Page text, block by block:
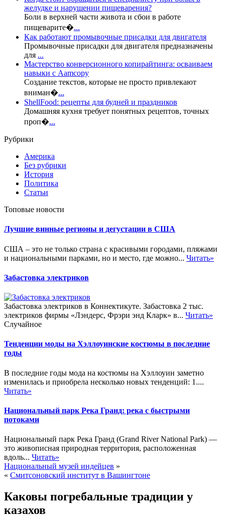
желудке и нарушении пищеварения?
Боли в верхней части живота и сбои в работе
пищеварите�...
Как работают промывочные присадки для двигателя
Промывочные присадки для двигателя предназначены
для ...
Мастерство конверсионного копирайтинга: осваиваем
навыки с Aamcopy
Создание текстов, которые не просто привлекают
вниман�...
ShellFood: рецепты для будней и праздников
Домашняя кухня требует понятных рецептов, точных
проп�...
Рубрики
Америка
Без рубрики
История
Политика
Статьи
Топовые новости
Лучшие винные регионы и дегустации в США
США – это не только страна с красивыми городами, пляжами
и национальными парками, но и место, где можно... Читать»
Забастовка электриков
Забастовка электриков в Коннектикуте. Забастовка 2 тыс.
электриков фирмы «Лэндерс, Фрэри энд Кларк» в... Читать»
Случайное
Тенденции моды на Хэллоуинские костюмы в последние
годы
В последние годы мода на костюмы на Хэллоуин заметно
изменилась и приобрела несколько новых тенденций: 1....
Читать»
Национальный парк Река Гранд: река с быстрыми
потоками
Национальный парк Река Гранд (Grand River National Park) —
это живописная природная территория, расположенная
вдоль... Читать»
Национальный музей индейцев »
« Смитсоновский институт в Вашингтоне
Каковы погребальные традиции у
казахов